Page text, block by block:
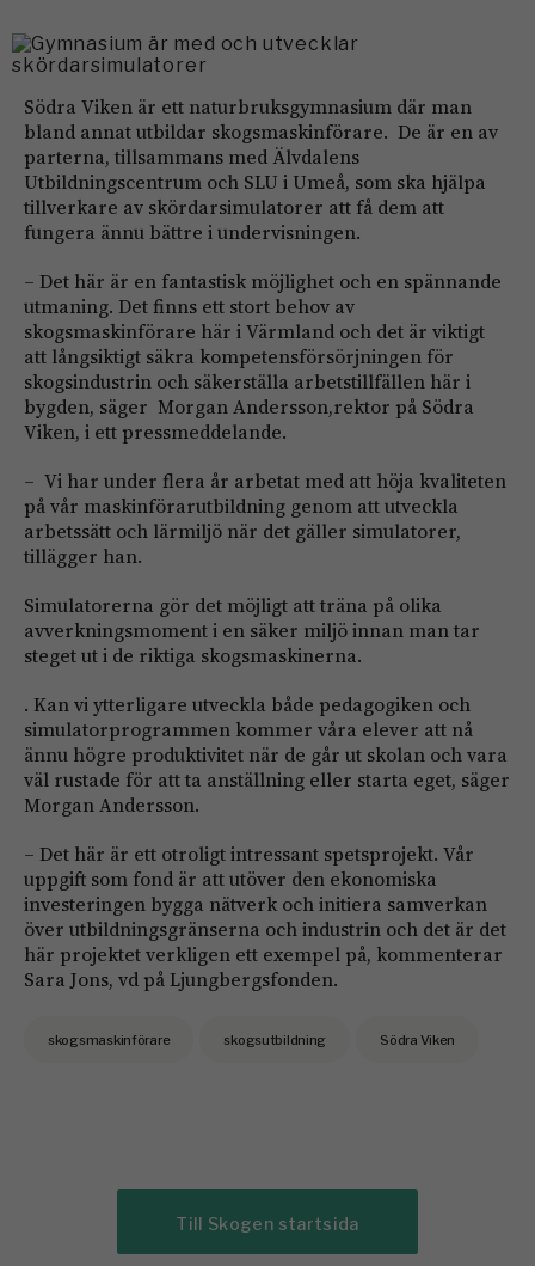
Södra Viken är ett naturbruksgymnasium där man
bland annat utbildar skogsmaskinförare. De är en av
parterna, tillsammans med Älvdalens
Utbildningscentrum och SLU i Umeå, som ska hjälpa
tillverkare av skördarsimulatorer att få dem att
fungera ännu bättre i undervisningen.
– Det här är en fantastisk möjlighet och en spännande
utmaning. Det finns ett stort behov av
skogsmaskinförare här i Värmland och det är viktigt
att långsiktigt säkra kompetensförsörjningen för
skogsindustrin och säkerställa arbetstillfällen här i
bygden, säger Morgan Andersson,rektor på Södra
Viken, i ett pressmeddelande.
– Vi har under flera år arbetat med att höja kvaliteten
på vår maskinförarutbildning genom att utveckla
arbetssätt och lärmiljö när det gäller simulatorer,
tillägger han.
Simulatorerna gör det möjligt att träna på olika
avverkningsmoment i en säker miljö innan man tar
steget ut i de riktiga skogsmaskinerna.
. Kan vi ytterligare utveckla både pedagogiken och
simulatorprogrammen kommer våra elever att nå
ännu högre produktivitet när de går ut skolan och vara
väl rustade för att ta anställning eller starta eget, säger
Morgan Andersson.
– Det här är ett otroligt intressant spetsprojekt. Vår
uppgift som fond är att utöver den ekonomiska
investeringen bygga nätverk och initiera samverkan
över utbildningsgränserna och industrin och det är det
här projektet verkligen ett exempel på, kommenterar
Sara Jons, vd på Ljungbergsfonden.
skogsmaskinförare skogsutbildning Södra Viken
Till Skogen startsida